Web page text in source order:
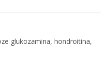
glukozamina, hondroitina,